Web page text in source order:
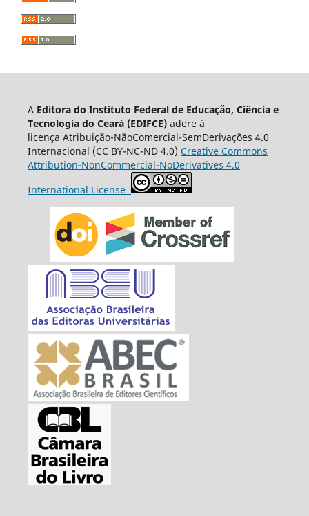
A Editora do Instituto Federal de Educação, Ciência e
Tecnologia do Ceará (EDIFCE)adere à
licença Atribuição-NãoComercial-SemDerivações 4.0
Internacional (CC BY-NC-ND 4.0) Creative Commons
Attribution-NonCommercial-NoDerivatives 4.0
International License